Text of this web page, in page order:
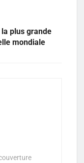
plus grande
mondiale